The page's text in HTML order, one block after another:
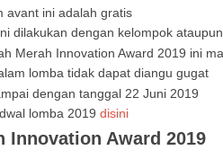
avant ini adalah gratis
dilakukan dengan kelompok
Merah Innovation Award 2019 ini
lomba tidak dapat diangu gugat
dengan tanggal 22 Juni 2019
lomba 2019 disini
Innovation Award 2019